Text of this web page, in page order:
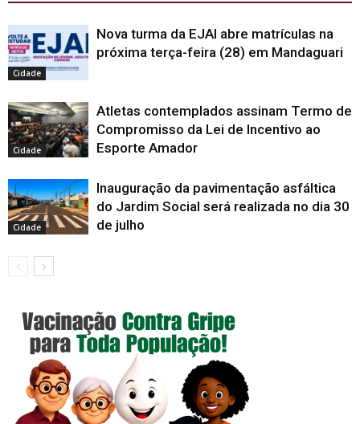
Cidade
Nova turma da EJAI abre matrículas na
próxima terça-feira (28) em Mandaguari
Cidade
Atletas contemplados assinam Termo de
Compromisso da Lei de Incentivo ao
Esporte Amador
Cidade
Inauguração da pavimentação asfáltica
do Jardim Social será realizada no dia 30
de julho